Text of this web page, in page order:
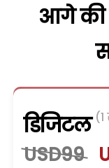
आगे की
डिजिटल
USD99